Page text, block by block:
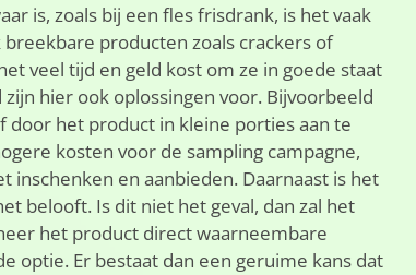
is, zoals bij een fles frisdrank, is het vaak
producten zoals crackers of
veel tijd en geld kost om ze in goede staat
hier ook oplossingen voor. Bijvoorbeeld
het product in kleine porties aan te
kosten voor de sampling campagne,
inschenken en aanbieden. Daarnaast is het
belooft. Is dit niet het geval, dan zal het
het product direct waarneembare
optie. Er bestaat dan een geruime kans dat